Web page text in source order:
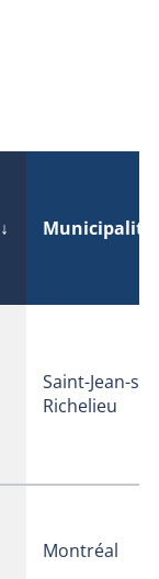
↓ Municipalité
Saint-Jean-
Richelieu
Montréal